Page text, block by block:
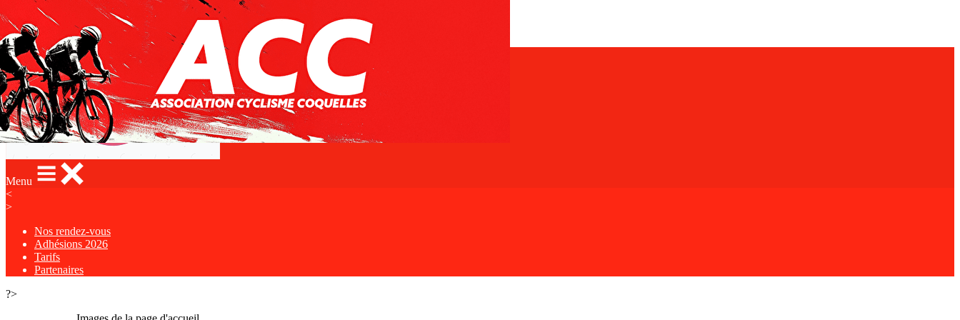
Exporter les lignes sélectionnées
Exporter toutes les colonnes
Exporter uniquement les colonnes affichées
Menu
<
>
Nos rendez-vous
Adhésions 2026
Tarifs
Partenaires
?>